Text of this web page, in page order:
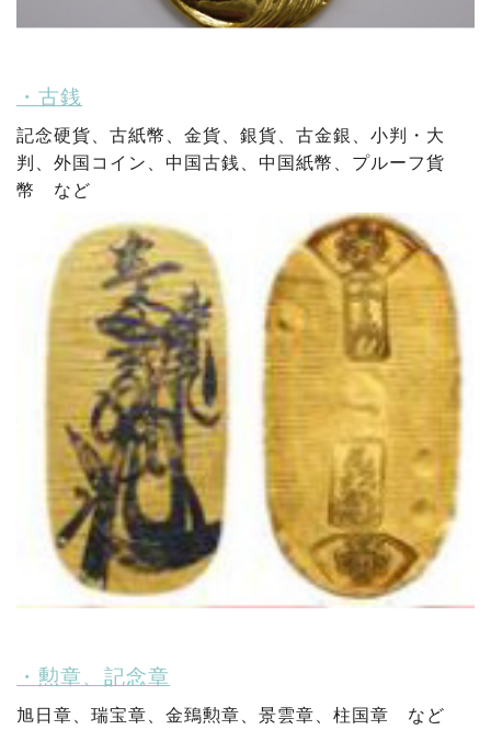
・古銭
記念硬貨、 古紙幣、 金貨、 銀貨、 古金銀、 小判・大
判、 外国コイン、 中国古銭、 中国紙幣、 プルーフ貨
幣 など
・勲章、記念章
旭日章、瑞宝章、金鵄勲章、景雲章、柱国章 など